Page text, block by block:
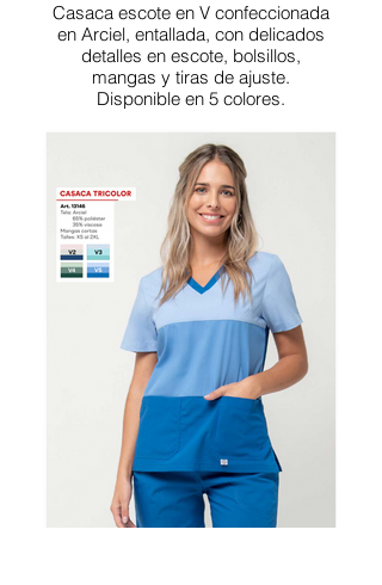
Casaca escote en V confeccionada
en Arciel, entallada, con delicados
detalles en escote, bolsillos,
mangas y tiras de ajuste.
Disponible en 5 colores.